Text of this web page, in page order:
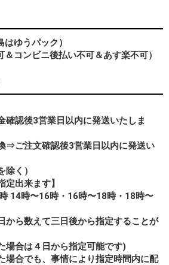
ゆうパック）
コンビニ後払い不可＆あす楽不可）
確認後3営業日以内に発送いたしま
⇒ご注文確認後3営業日以内に発送い
除く）
定出来ます】
14時〜16時・16時〜18時・18時〜
から数えて三日後から指定することが
場合は４日から指定可能です)
場合でも、事情により指定時間内に配